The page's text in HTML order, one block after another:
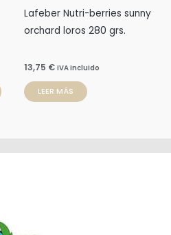
pueden
elegir
página
de
Lafeber Nutri-berries sunny
orchard loros 280 grs.
13,75 € IVA Incluido
LEER MÁS